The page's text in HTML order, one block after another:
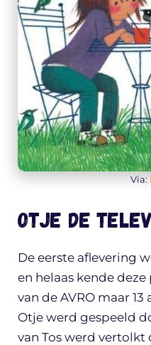
Via:
Otje de
De eerste aflevering
en helaas kende
van de AVRO maar
Otje werd gespeeld
van Tos werd vertolkt